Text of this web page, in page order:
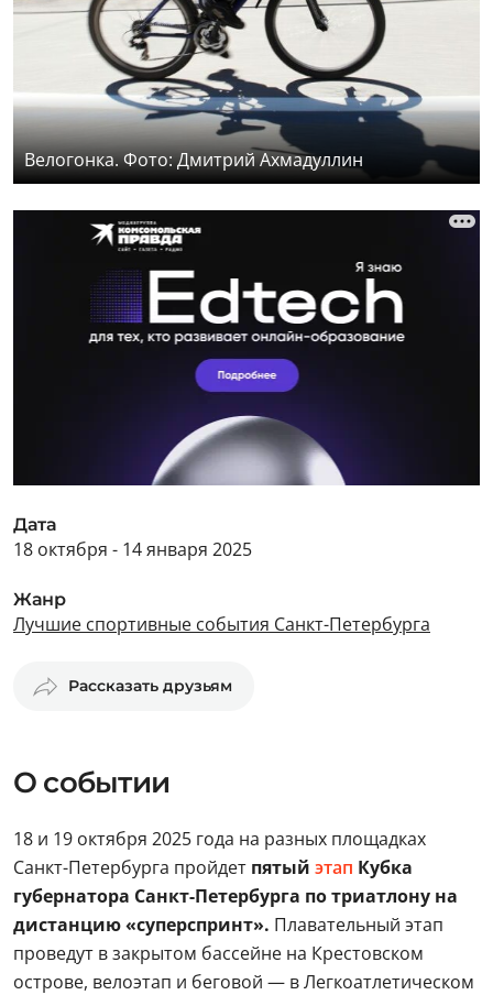
Велогонка. Фото: Дмитрий Ахмадуллин
Дата
18 октября - 14 января 2025
Жанр
Лучшие спортивные события Санкт-Петербурга
Рассказать друзьям
О событии
18 и 19 октября 2025 года на разных площадках
Санкт-Петербурга пройдет пятый этап Кубка
губернатора Санкт-Петербурга по триатлону на
дистанцию «суперспринт». Плавательный этап
проведут в закрытом бассейне на Крестовском
острове, велоэтап и беговой — в Легкоатлетическом